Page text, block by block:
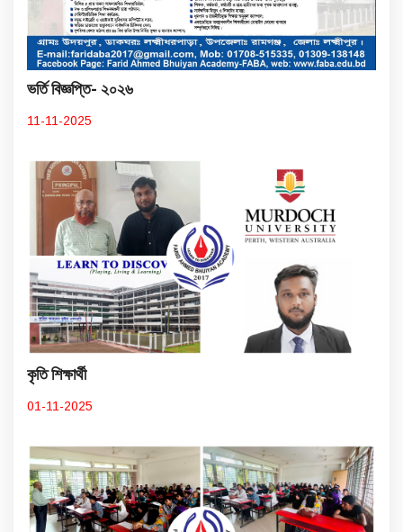
ভর্তি বিজ্ঞপ্তি- ২০২৬
11-11-2025
কৃতি শিক্ষার্থী
01-11-2025